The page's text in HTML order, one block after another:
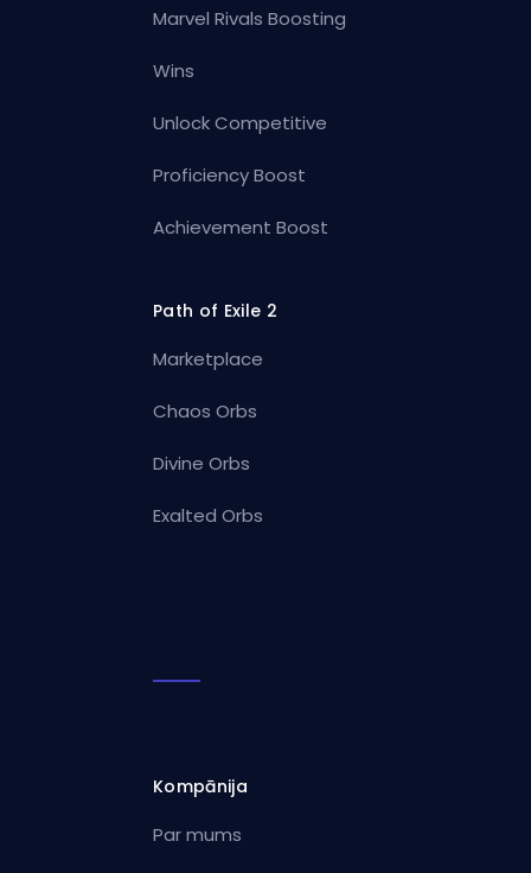
Marvel Rivals Boosting
Wins
Unlock Competitive
Proficiency Boost
Achievement Boost
Path of Exile 2
Marketplace
Chaos Orbs
Divine Orbs
Exalted Orbs
Kompānija
Par mums